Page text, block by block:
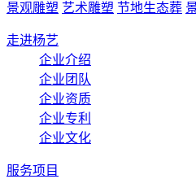
景观雕塑 艺术雕塑 节地生态葬
走进杨艺
企业介绍
企业团队
企业资质
企业专利
企业文化
服务项目